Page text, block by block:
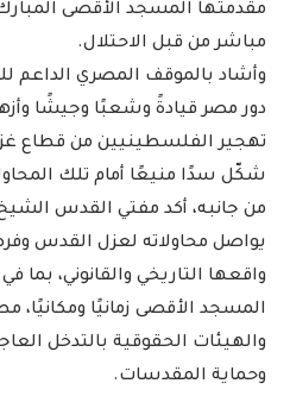
مقدمتها المسجد الأقصى
مباشر من قبل الاحتلال.
وأشاد بالموقف المصري الداعم
دور مصر قيادةً وشعبًا وجيشًا
تهجير الفلسطينيين من قطاع
شكّل سدًا منيعًا أمام تلك
من جانبه، أكد مفتي القدس
يواصل محاولاته لعزل القدس
واقعها التاريخي والقانوني،
المسجد الأقصى زمانيًا ومكانيًا،
والهيئات الحقوقية بالتدخل
وحماية المقدسات.